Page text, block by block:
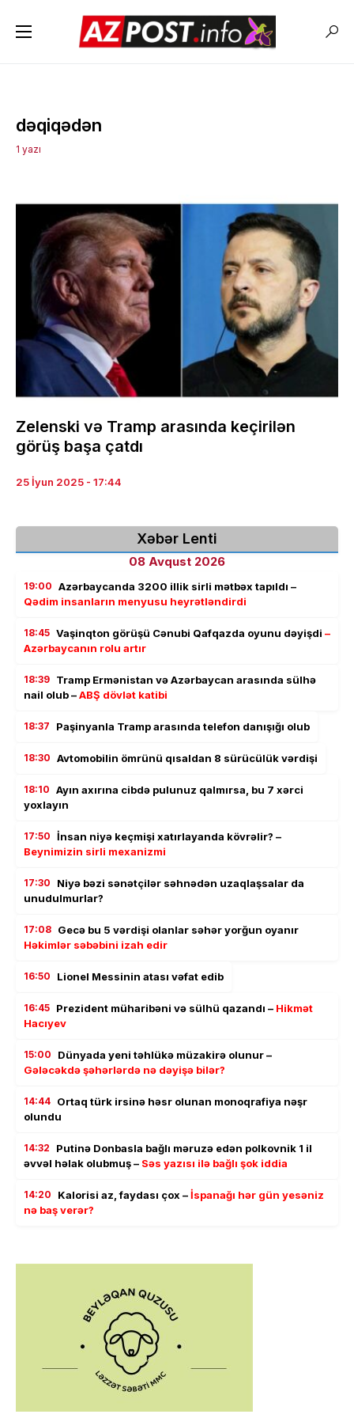
dəqiqədən
1 yazı
Zelenski və Tramp arasında keçirilən
görüş başa çatdı
25 İyun 2025 - 17:44
Xəbər Lenti
08 Avqust 2026
19:00 Azərbaycanda 3200 illik sirli mətbəx tapıldı –
Qədim insanların menyusu heyrətləndirdi
18:45 Vaşinqton görüşü Cənubi Qafqazda oyunu dəyişdi –
Azərbaycanın rolu artır
18:39 Tramp Ermənistan və Azərbaycan arasında sülhə
nail olub –ABŞ dövlət katibi
18:37 Paşinyanla Tramp arasında telefon danışığı olub
18:30 Avtomobilin ömrünü qısaldan 8 sürücülük vərdişi
18:10 Ayın axırına cibdə pulunuz qalmırsa, bu 7 xərci
yoxlayın
17:50 İnsan niyə keçmişi xatırlayanda kövrəlir? –
Beynimizin sirli mexanizmi
17:30
Niyə bəzi sənətçilər səhnədən uzaqlaşsalar da
unudulmurlar?
17:08 Gecə bu 5 vərdişi olanlar səhər yorğun oyanır
Həkimlər səbəbini izah edir
16:50 Lionel Messinin atası vəfat edib
16:45 Prezident müharibəni və sülhü qazandı – Hikmət
Hacıyev
15:00
Dünyada yeni təhlükə müzakirə olunur –
Gələcəkdə şəhərlərdə nə dəyişə bilər?
14:44 Ortaq türk irsinə həsr olunan monoqrafiya nəşr
olundu
14:32
Putinə Donbasla bağlı məruzə edən polkovnik 1 il
əvvəl həlak olubmuş – Səs yazısı ilə bağlı şok iddia
14:20 Kalorisi az, faydası çox –İspanağı hər gün yesəniz
nə baş verər?